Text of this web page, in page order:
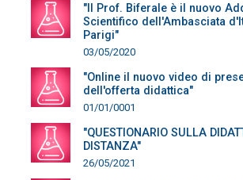
"Il Prof. Biferale è il nuovo
Scientifico dell'Ambasciata
Parigi"
03/05/2020
"Online il nuovo video di
dell'offerta didattica"
01/01/0001
"QUESTIONARIO SULLA
DISTANZA"
26/05/2021